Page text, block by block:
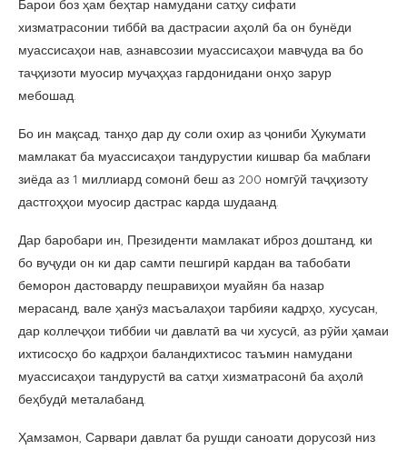
Барои боз ҳам беҳтар намудани сатҳу сифати
хизматрасонии тиббӣ ва дастрасии аҳолӣ ба он бунёди
муассисаҳои нав, азнавсозии муассисаҳои мавҷуда ва бо
таҷҳизоти муосир муҷаҳҳаз гардонидани онҳо зарур
мебошад.
Бо ин мақсад, танҳо дар ду соли охир аз ҷониби Ҳукумати
мамлакат ба муассисаҳои тандурустии кишвар ба маблағи
зиёда аз 1 миллиард сомонӣ беш аз 200 номгӯй таҷҳизоту
дастгоҳҳои муосир дастрас карда шудаанд.
Дар баробари ин, Президенти мамлакат иброз доштанд, ки
бо вуҷуди он ки дар самти пешгирӣ кардан ва табобати
беморон дастоварду пешравиҳои муайян ба назар
мерасанд, вале ҳанӯз масъалаҳои тарбияи кадрҳо, хусусан,
дар коллеҷҳои тиббии чи давлатӣ ва чи хусусӣ, аз рӯйи ҳамаи
ихтисосҳо бо кадрҳои баландихтисос таъмин намудани
муассисаҳои тандурустӣ ва сатҳи хизматрасонӣ ба аҳолӣ
беҳбудӣ металабанд.
Ҳамзамон, Сарвари давлат ба рушди саноати дорусозӣ низ